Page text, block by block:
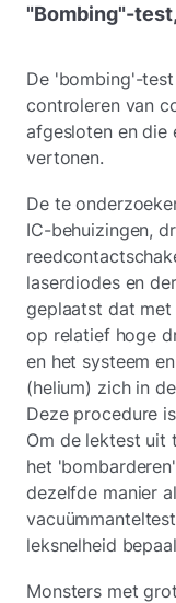
"Bombing"-
De 'bombing'-
controleren van
afgesloten en die
vertonen.
De te
IC-behuizingen,
laserdiodes en
geplaatst dat met
op relatief hoge
en het systeem
(helium) zich in
Deze procedure
Om de lektest uit
het
dezelfde manier
leksnelheid
Monsters met